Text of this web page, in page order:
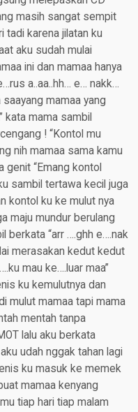
masih sangat sempit
tadi karena jilatan ku
aku sudah mulai
ini dan mamaa hanya
a..aa..hh… e… nakk…
saayang mamaa yang
kata mama sambil
! “Kontol mu
nih mamaa sama kamu
genit “Emang kontol
sambil tertawa kecil juga
kontol ku ke mulut nya
maju mundur berulang
berkata “arr ….ghh e….nak
merasakan kedut kedut
mau ke….luar maa”
ku kemulutnya dan
mulut mamaa tapi mama
mentah tanpa
lalu aku berkata
udah nggak tahan lagi
ku masuk ke memek
mamaa kenyang
tiap hari tiap malam